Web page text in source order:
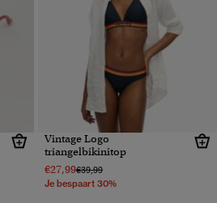
Vintage Logo
triangelbikinitop
€27,99Prijs verlaagd van
€39,99naar
Je bespaart 30%